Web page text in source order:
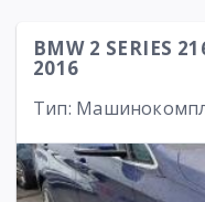
BMW 2 SERIES
2016
Тип: